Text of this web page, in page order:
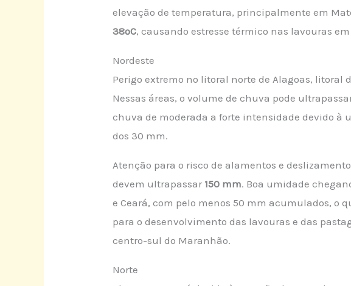
elevação de temperatura, principalmente em
38ºC, causando estresse térmico nas lavouras
Nordeste
Perigo extremo no litoral norte de Alagoas, litoral
Nessas áreas, o volume de chuva pode
chuva de moderada a forte intensidade devido à
dos 30 mm.
Atenção para o risco de alamentos e
devem ultrapassar 150 mm. Boa umidade
e Ceará, com pelo menos 50 mm acumulados, o
para o desenvolvimento das lavouras e das
centro-sul do Maranhão.
Norte